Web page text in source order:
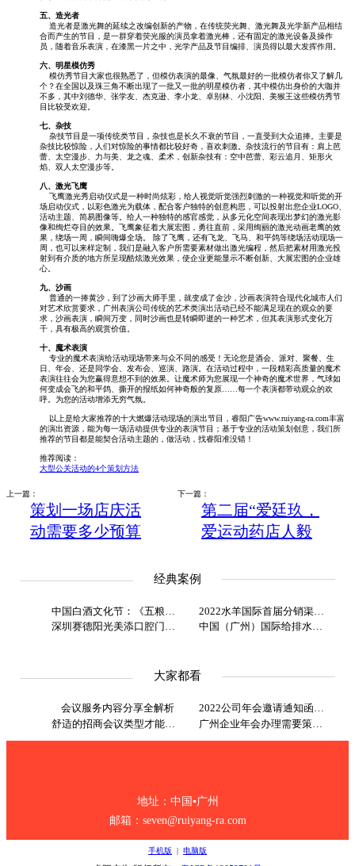
五、造光者
造光者是激光舞的延续之改编创新的产物，在传统荧光舞、激光舞及光学新产品相结
合而产生的节目，是一群穿着荧光服的演员拿着激光棒，还有固定的激光设备及操作
员，随着音乐表演，在漆黑一片之中，光学产品及节目编排、演员得以最大发挥作用。
六、明星模仿秀
模仿秀节目大家也很熟悉了，但模仿表演的最像、气氛最好的一批模仿者你又了解几
个？在全国以及珠三角不断出现了一批又一批的明星模仿者，其中模仿出身价的大咖并
不多，其中刘德华、张学友、杰克逊、李小龙、卓别林、小沈阳、美猴王这些模仿秀节
目比较受欢迎。
七、杂技
杂技节目是一项传统类节目，杂技也是长久不衰的节目，一直受到大众追捧。主要是
杂技比较惊险，人们对惊险的事情都比较好奇，喜欢刺激。杂技流行的节目有：肩上芭
蕾、太空漫步、力与美、龙之魂、柔术，创新杂技有：空中芭蕾、彩云追月、矩形火
焰、双人太空漫步等。
八、激光飞鹰
飞鹰激光秀启动仪式是一种时尚炫彩，给人视觉听觉强烈刺激的一种视觉和听觉的开
场启动仪式，以彩色激光为载体，配合客户独特的创意构思，可以投射出您企业LOGO、
活动主题、简易图像等。给人一种独特的感官感觉，从多元化空间表现出梦幻的激光影
像和绚烂夺目的效果。飞鹰象征着大展宏图，勇往直前，采用绚丽的激光动画老鹰的效
果，绕场一周，瞬间嗨爆全场。 除了飞鹰，还有飞龙、飞马、和平鸽等绕场活动现场一
周，也可以来样定制，我们是融入客户所需要素材做出激光编程，然后把素材用激光投
射到有介质的地方所呈现酷炫激光效果，使企业更能显示不断创新、大展宏图的企业雄
心。
九、沙画
普通的一捧黄沙，到了沙画大师手里，就变成了金沙，沙画表演符合现代化城市人们
对艺术欣赏要求，广州表演公司传统的艺术类演出活动已经不能满足现在的观众的要
求，沙画表演，瞬间万变，同时沙画也是转瞬即逝的一种艺术，但其表演形式变化万
千，具有极高的观赏价值。
十、魔术表演
专业的魔术表演给活动现场带来与众不同的感受！无论您是酒会、派对、聚餐、生
日、年会、还是同学会、发布会、巡演、路演。在活动过程中，一段精彩高质量的魔术
表演往往会为您赢得意想不到的效果。让魔术师为您展现一个神奇的魔术世界，气球如
何变成会飞的和平鸽、撕开的报纸如何神奇般的复原……每一个表演都带动观众的欢
呼。为您的活动增添无穷气氛。
以上是给大家推荐的十大燃爆活动现场的演出节目，睿阳广告www.ruiyang-ra.com丰富
的演出资源，能为每一场活动提供专业的表演节目；基于专业的活动策划创意，我们所
推荐的节目都是能契合活动主题的，做活动，找睿阳准没错！
推荐阅读：
大型公关活动的4个策划方法
上一篇：
策划一场店庆活
动需要多少预算
下一篇：
第二届“爱廷玖，
爱运动药店人毅
经典案例
中国白酒文化节：《五粮液之
2022水羊国际首届分销渠道大会
深圳赛德阳光美添口腔门诊部
中国（广州）国际给排水、水
大家都看
会议服务内容分享全解析
2022公司年会邀请通知函范文
地址：中国▪广州
邮箱：seven@ruiyang-ra.com
手机版 | 电脑版